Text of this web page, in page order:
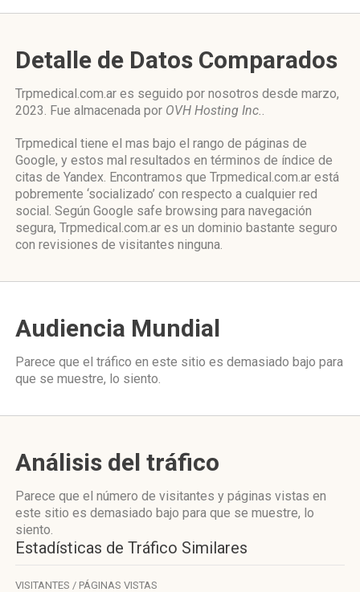
Detalle de Datos Comparados
Trpmedical.com.ar es seguido por nosotros desde marzo,
2023. Fue almacenada por OVH Hosting Inc..
Trpmedical tiene el mas bajo el rango de páginas de
Google, y estos mal resultados en términos de índice de
citas de Yandex. Encontramos que Trpmedical.com.ar está
pobremente ‘socializado’ con respecto a cualquier red
social. Según Google safe browsing para navegación
segura, Trpmedical.com.ar es un dominio bastante seguro
con revisiones de visitantes ninguna.
Audiencia Mundial
Parece que el tráfico en este sitio es demasiado bajo para
que se muestre, lo siento.
Análisis del tráfico
Parece que el número de visitantes y páginas vistas en
este sitio es demasiado bajo para que se muestre, lo
siento.
Estadísticas de Tráfico Similares
VISITANTES / PÁGINAS VISTAS